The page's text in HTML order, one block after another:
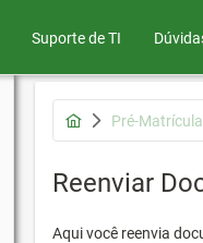
Suporte de TI
Pré-Matrícula
Reenviar
Aqui você reenvia